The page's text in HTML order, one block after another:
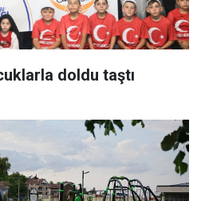
doldu taştı